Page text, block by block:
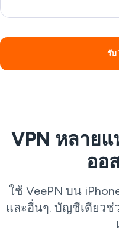
รับ
VPN หลาย
ออ
ใช้ VeePN บน
และอื่นๆ. บัญชีเดียวช่